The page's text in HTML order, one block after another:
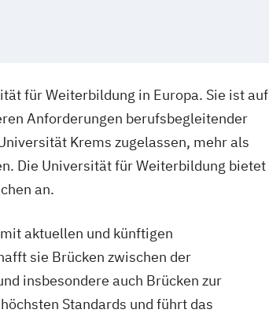
für Weiterbildung in Europa. Sie ist auf
Anforderungen berufsbegleitender
Krems zugelassen, mehr als
Die Universität für Weiterbildung bietet
an.
aktuellen und künftigen
sie Brücken zwischen der
insbesondere auch Brücken zur
Standards und führt das